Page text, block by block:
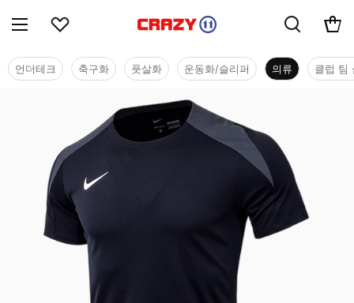
언더테크 축구화 풋살화 운동화/슬리퍼 의류 클럽 팀